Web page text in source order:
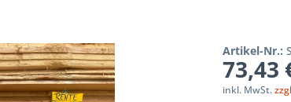
Artikel-Nr.:
73,43
inkl. MwSt.